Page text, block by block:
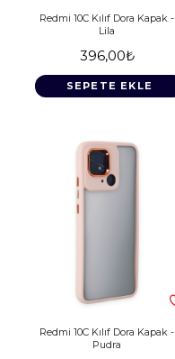
Redmi 10C Kılıf Dora Kapak -
Lila
396,00₺
SEPETE EKLE
Redmi 10C Kılıf Dora Kapak -
Pudra